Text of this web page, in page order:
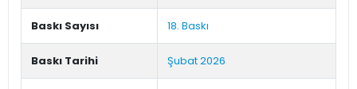
Baskı Sayısı 18. Baskı
Baskı Tarihi Şubat 2026